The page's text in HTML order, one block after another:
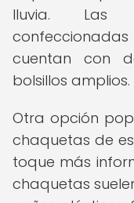
lluvia. Las
cuentan con
bolsillos amplios.
Otra opción
chaquetas de
toque más
chaquetas